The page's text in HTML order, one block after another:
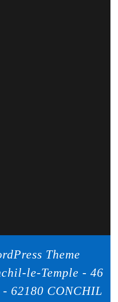
Theme
le-Temple - 46
62180 CONCHIL